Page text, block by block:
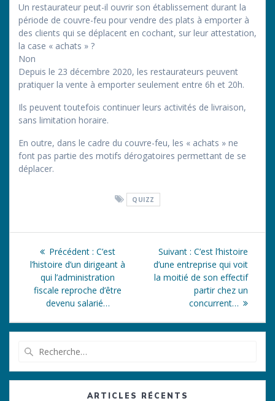
Un restaurateur peut-il ouvrir son établissement durant la
période de couvre-feu pour vendre des plats à emporter à
des clients qui se déplacent en cochant, sur leur attestation,
la case « achats » ?
Non
Depuis le 23 décembre 2020, les restaurateurs peuvent
pratiquer la vente à emporter seulement entre 6h et 20h.
Ils peuvent toutefois continuer leurs activités de livraison,
sans limitation horaire.
En outre, dans le cadre du couvre-feu, les « achats » ne
font pas partie des motifs dérogatoires permettant de se
déplacer.
QUIZZ
Navigation
l’article
Précédent : Article
précédent
:
C’est
l’histoire d’un dirigeant à
qui l’administration
fiscale reproche d’être
devenu salarié…
Suivant : Article
suivant
:
C’est l’histoire
d’une entreprise qui voit
la moitié de son effectif
partir chez un
concurrent…
:
ARTICLES RÉCENTS